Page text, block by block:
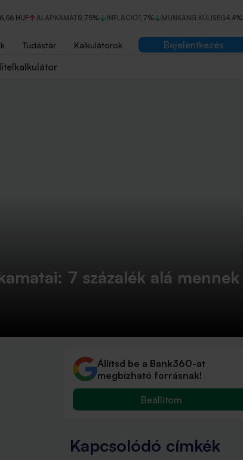
HUF ALAPKAMAT5,75% INFLÁCIÓ1,7% MUNKANÉLKÜLISÉG4,4%
Tudástár Kalkulátorok
Bejelentkezés
7 százalék alá mennek
Állítsd be a Bank360-at
megbízható forrásnak!
Beállítom
Kapcsolódó címkék